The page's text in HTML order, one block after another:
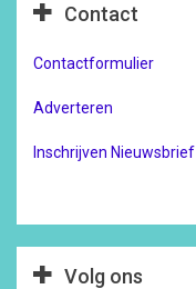
Contact
Contactformulier
Adverteren
Inschrijven Nieuwsbrief
Volg ons